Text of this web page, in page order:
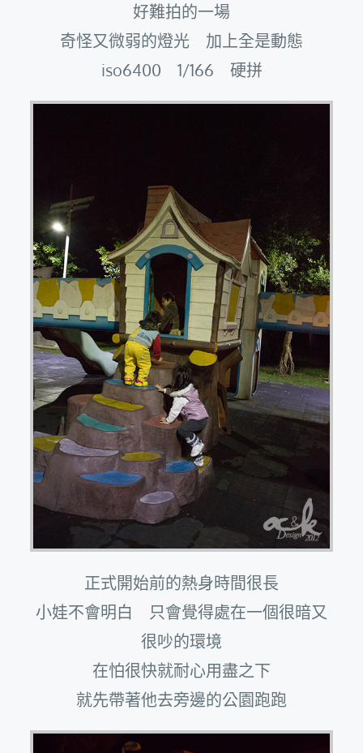
好難拍的一場
奇怪又微弱的燈光 加上全是動態
iso6400 1/166 硬拼
正式開始前的熱身時間很長
小娃不會明白 只會覺得處在一個很暗又
很吵的環境
在怕很快就耐心用盡之下
就先帶著他去旁邊的公園跑跑